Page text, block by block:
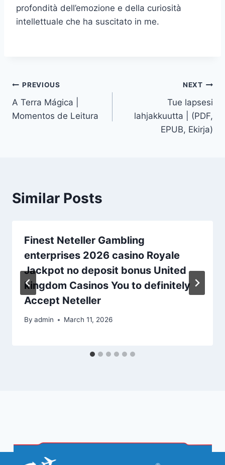
profondità dell’emozione e della curiosità
intellettuale che ha suscitato in me.
PREVIOUS
A Terra Mágica |
Momentos de Leitura
NEXT
Tue lapsesi
lahjakkuutta | (PDF,
EPUB, Ekirja)
Similar Posts
Finest Neteller Gambling
enterprises 2026 casino Royale
Jackpot no deposit bonus United
kingdom Casinos You to definitely
Accept Neteller
By admin March 11, 2026